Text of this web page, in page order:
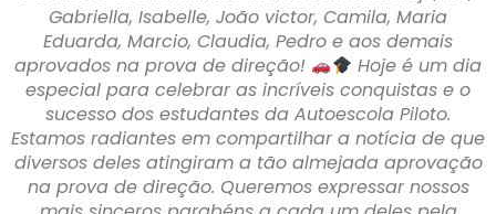
Gabriella, Isabelle, João victor, Camila, Maria
Eduarda, Marcio, Claudia, Pedro e aos demais
aprovados na prova de direção!
Hoje é um dia
especial para celebrar as incríveis conquistas e o
sucesso dos estudantes da Autoescola Piloto.
Estamos radiantes em compartilhar a notícia de que
diversos deles atingiram a tão almejada aprovação
na prova de direção. Queremos expressar nossos